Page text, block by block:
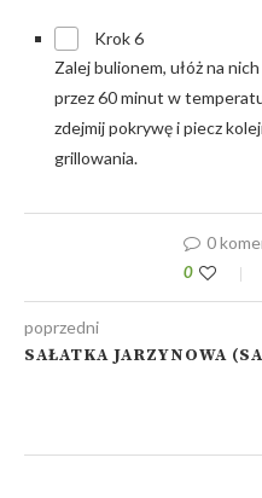
Krok 6
Zalej bulionem, ułóż na
przez 60 minut w
zdejmij pokrywę i piecz
grillowania.
0
0
poprzedni
SAŁATKA JARZYNOWA